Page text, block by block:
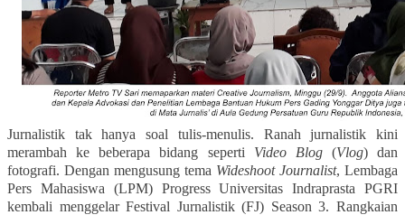
Jurnalistik tak hanya soal tulis-menulis. Ranah jurnalistik kini
merambah ke beberapa bidang seperti Video Blog(Vlog) dan
fotografi. Dengan mengusung tema Wideshoot Journalist, Lembaga
Pers Mahasiswa (LPM) Progress Universitas Indraprasta PGRI
kembali menggelar Festival Jurnalistik (FJ) Season 3. Rangkaian